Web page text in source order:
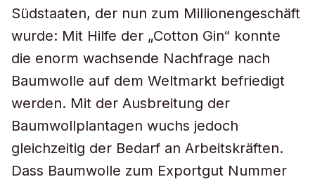
Südstaaten, der nun zum Millionengeschäft
wurde: Mit Hilfe der „Cotton Gin“ konnte
die enorm wachsende Nachfrage nach
Baumwolle auf dem Weltmarkt befriedigt
werden. Mit der Ausbreitung der
Baumwollplantagen wuchs jedoch
gleichzeitig der Bedarf an Arbeitskräften.
Dass Baumwolle zum Exportgut Nummer